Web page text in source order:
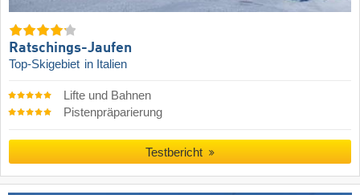
Ratschings-Jaufen
Top-Skigebiet in Italien
Lifte und Bahnen
Pistenpräparierung
Testbericht